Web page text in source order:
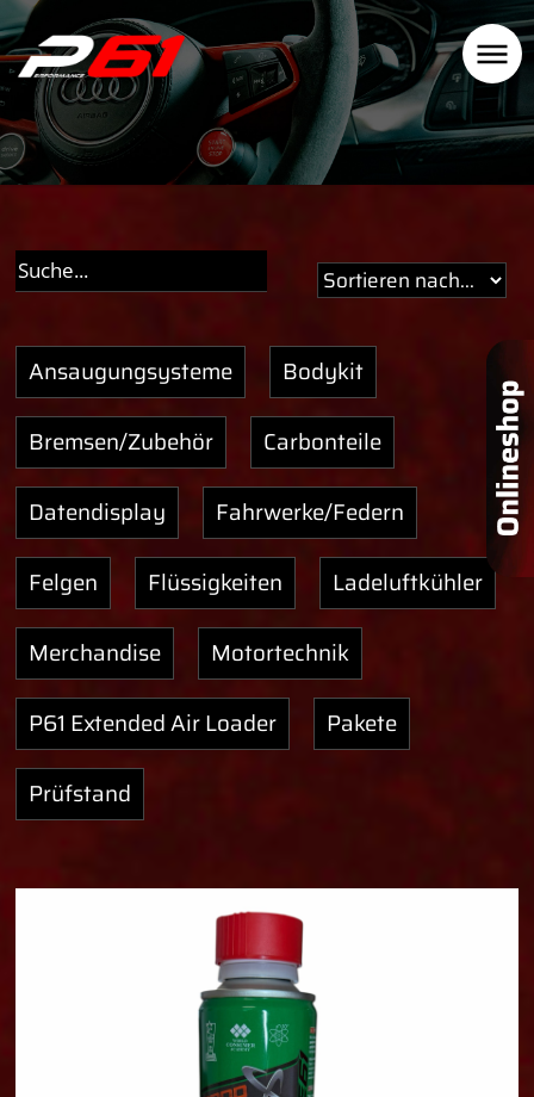
Ansaugungsysteme Bodykit
Bremsen/Zubehör Carbonteile
Datendisplay Fahrwerke/Federn
Felgen Flüssigkeiten Ladeluftkühler
Merchandise Motortechnik
P61 Extended Air Loader Pakete
Prüfstand